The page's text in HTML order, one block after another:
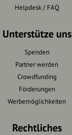
Helpdesk / FAQ
Unterstütze uns
Spenden
Partner werden
Crowdfunding
Förderungen
Werbemöglichkeiten
Rechtliches